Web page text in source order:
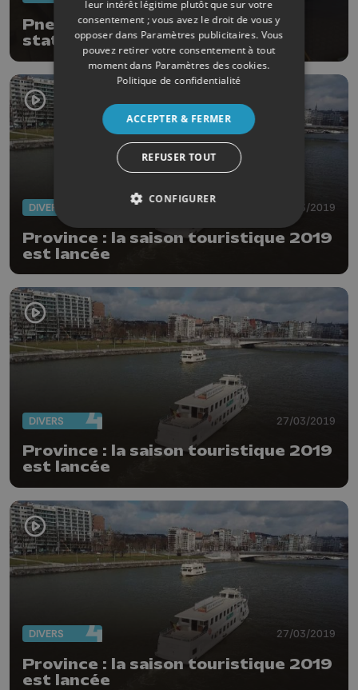
Pneus hiver: le rush dans les
stations de montage
DIVERS 27/03/2019
Province : la saison touristique 2019
est lancée
DIVERS 27/03/2019
Province : la saison touristique 2019
est lancée
DIVERS 27/03/2019
Province : la saison touristique 2019
est lancée
leur intérêt légitime plutôt que sur votre
consentement ; vous avez le droit de vous y
opposer dans Paramètres publicitaires. Vous
pouvez retirer votre consentement à tout
moment dans Paramètres des cookies.
Politique de confidentialité
ACCEPTER & FERMER
REFUSER TOUT
CONFIGURER